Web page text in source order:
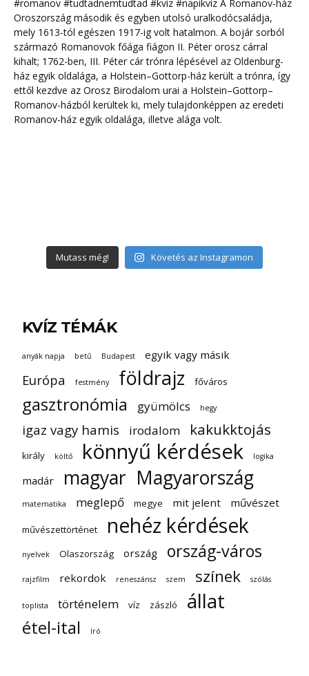
Mutass még! Követés az Instagramon
KVÍZ TÉMÁK
anyák napja betű Budapest egyik vagy másik
Európa festmény földrajz főváros
gasztronómia gyümölcs hegy
igaz vagy hamis irodalom kakukktojás
király költő könnyű kérdések logika
madár magyar Magyarország
matematika meglepő megye mit jelent művészet
művészettörténet nehéz kérdések
nyelvek Olaszország ország ország-város
rajzfilm rekordok reneszánsz szem színek szólás
toplista történelem víz zászló állat
étel-ital író